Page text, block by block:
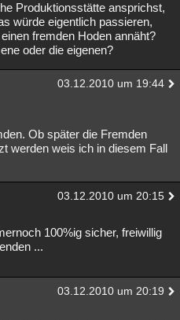
Produktionsstätte ansprichst,
würde eigentlich passieren,
fremden Hoden annäht?
oder die eigenen?
03.12.2010 um 19:44
Ob später die Fremden
werden weis ich in diesem Fall
03.12.2010 um 20:15
100%ig sicher, freiwillig
...
03.12.2010 um 20:19